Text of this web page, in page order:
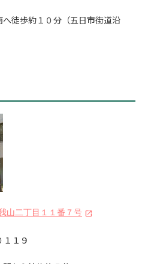
徒歩約１０分（五日市街道沿
山二丁目１１番７号
１９